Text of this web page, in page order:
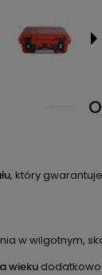
, który
w wilgotnym,
wieku